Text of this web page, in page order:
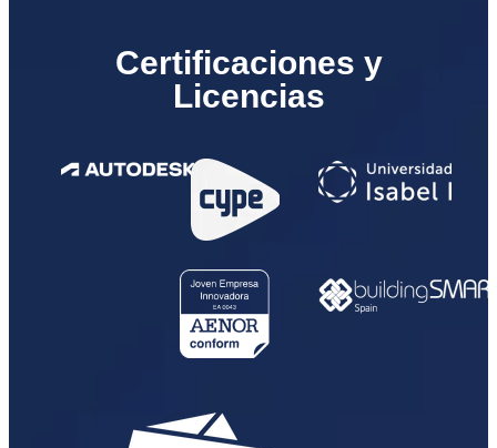
Certificaciones y
Licencias